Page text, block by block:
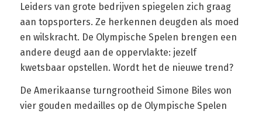
Leiders van grote bedrijven spiegelen zich graag
aan topsporters. Ze herkennen deugden als moed
en wilskracht. De Olympische Spelen brengen een
andere deugd aan de oppervlakte: jezelf
kwetsbaar opstellen. Wordt het de nieuwe trend?
De Amerikaanse turngrootheid Simone Biles won
vier gouden medailles op de Olympische Spelen